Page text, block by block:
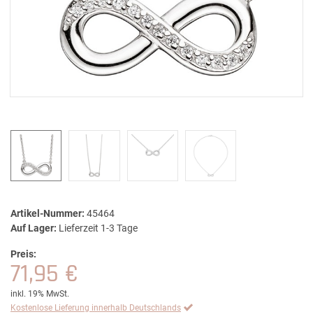
Artikel-Nummer: 45464
Auf Lager: Lieferzeit 1-3 Tage
Preis:
71,95 €
inkl. 19% MwSt.
Kostenlose Lieferung innerhalb Deutschlands